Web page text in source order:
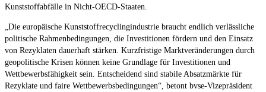
Kunststoffabfälle in Nicht-OECD-Staaten.
„Die europäische Kunststoffrecyclingindustrie braucht endlich verlässliche
politische Rahmenbedingungen, die Investitionen fördern und den Einsatz
von Rezyklaten dauerhaft stärken. Kurzfristige Marktveränderungen durch
geopolitische Krisen können keine Grundlage für Investitionen und
Wettbewerbsfähigkeit sein. Entscheidend sind stabile Absatzmärkte für
Rezyklate und faire Wettbewerbsbedingungen“, betont bvse-Vizepräsident